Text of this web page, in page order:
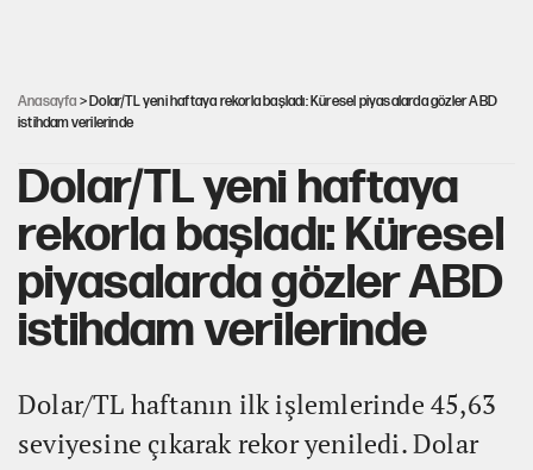
Anasayfa > Dolar/TL yeni haftaya rekorla başladı: Küresel piyasalarda gözler ABD
istihdam verilerinde
Dolar/TL yeni haftaya
rekorla başladı: Küresel
piyasalarda gözler ABD
istihdam verilerinde
Dolar/TL haftanın ilk işlemlerinde 45,63
seviyesine çıkarak rekor yeniledi. Dolar